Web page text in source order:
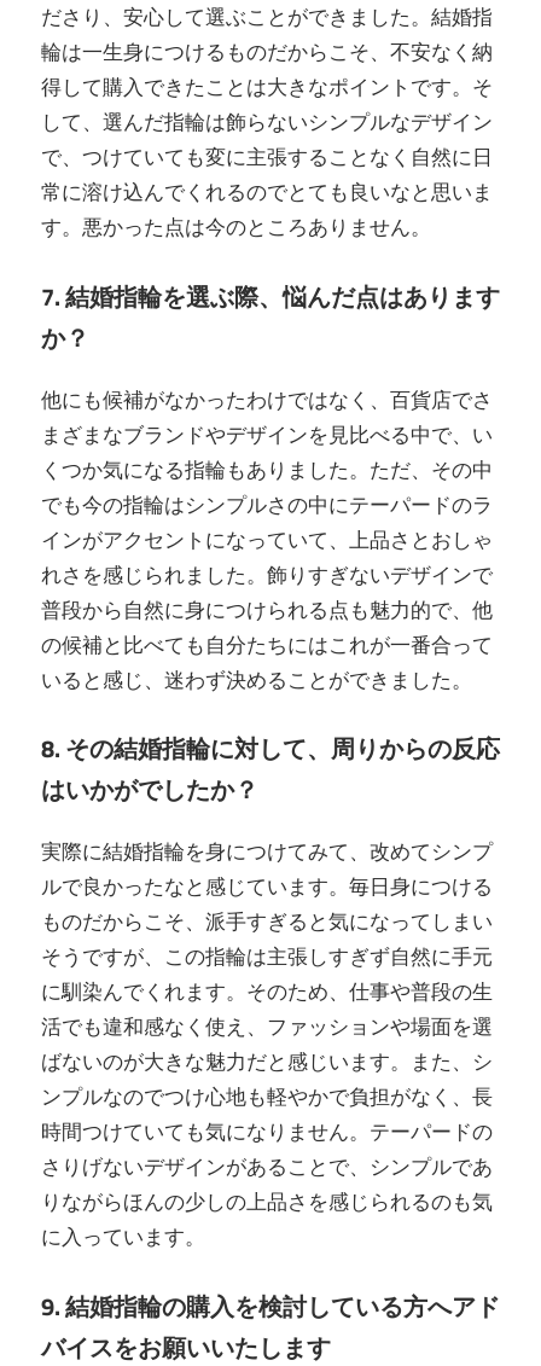
ださり、安心して選ぶことができました。結婚指
輪は一生身につけるものだからこそ、不安なく納
得して購入できたことは大きなポイントです。そ
して、選んだ指輪は飾らないシンプルなデザイン
で、つけていても変に主張することなく自然に日
常に溶け込んでくれるのでとても良いなと思いま
す。悪かった点は今のところありません。
7. 結婚指輪を選ぶ際、悩んだ点はあります
か？
他にも候補がなかったわけではなく、百貨店でさ
まざまなブランドやデザインを見比べる中で、い
くつか気になる指輪もありました。ただ、その中
でも今の指輪はシンプルさの中にテーパードのラ
インがアクセントになっていて、上品さとおしゃ
れさを感じられました。飾りすぎないデザインで
普段から自然に身につけられる点も魅力的で、他
の候補と比べても自分たちにはこれが一番合って
いると感じ、迷わず決めることができました。
8. その結婚指輪に対して、周りからの反応
はいかがでしたか？
実際に結婚指輪を身につけてみて、改めてシンプ
ルで良かったなと感じています。毎日身につける
ものだからこそ、派手すぎると気になってしまい
そうですが、この指輪は主張しすぎず自然に手元
に馴染んでくれます。そのため、仕事や普段の生
活でも違和感なく使え、ファッションや場面を選
ばないのが大きな魅力だと感じいます。また、シ
ンプルなのでつけ心地も軽やかで負担がなく、長
時間つけていても気になりません。テーパードの
さりげないデザインがあることで、シンプルであ
りながらほんの少しの上品さを感じられるのも気
に入っています。
9. 結婚指輪の購入を検討している方へアド
バイスをお願いいたします